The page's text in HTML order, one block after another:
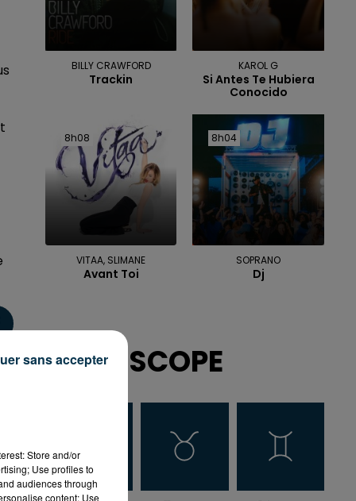
BILLY CRAWFORD
Trackin
KAROL G
Si Antes Te Hubiera
Conocido
8h08
8h08
VITAA, SLIMANE
Avant Toi
8h04
8h04
SOPRANO
Dj
HOROSCOPE
Store and/or
Use profiles to
audiences through
content; Use
sans accepter